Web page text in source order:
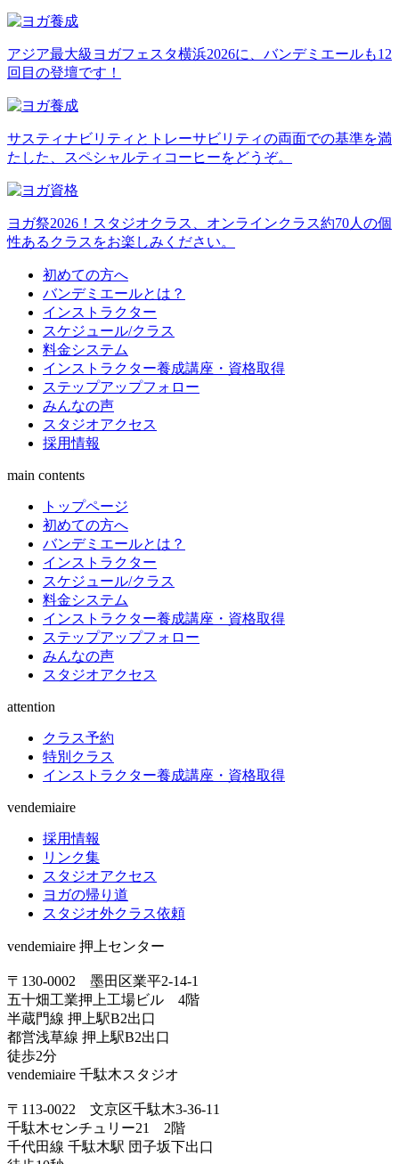
アジア最大級ヨガフェスタ横浜2026に、バンデミエールも12
回目の登壇です！
サスティナビリティとトレーサビリティの両面での基準を満
たした、スペシャルティコーヒーをどうぞ。
ヨガ祭2026！スタジオクラス、オンラインクラス約70人の個
性あるクラスをお楽しみください。
初めての方へ
バンデミエールとは？
インストラクター
スケジュール/クラス
料金システム
インストラクター養成講座・資格取得
ステップアップフォロー
みんなの声
スタジオアクセス
採用情報
main contents
トップページ
初めての方へ
バンデミエールとは？
インストラクター
スケジュール/クラス
料金システム
インストラクター養成講座・資格取得
ステップアップフォロー
みんなの声
スタジオアクセス
attention
クラス予約
特別クラス
インストラクター養成講座・資格取得
vendemiaire
採用情報
リンク集
スタジオアクセス
ヨガの帰り道
スタジオ外クラス依頼
vendemiaire 押上センター
〒130-0002 墨田区業平2-14-1
五十畑工業押上工場ビル 4階
半蔵門線 押上駅B2出口
都営浅草線 押上駅B2出口
徒歩2分
vendemiaire 千駄木スタジオ
〒113-0022 文京区千駄木3-36-11
千駄木センチュリー21 2階
千代田線 千駄木駅 団子坂下出口